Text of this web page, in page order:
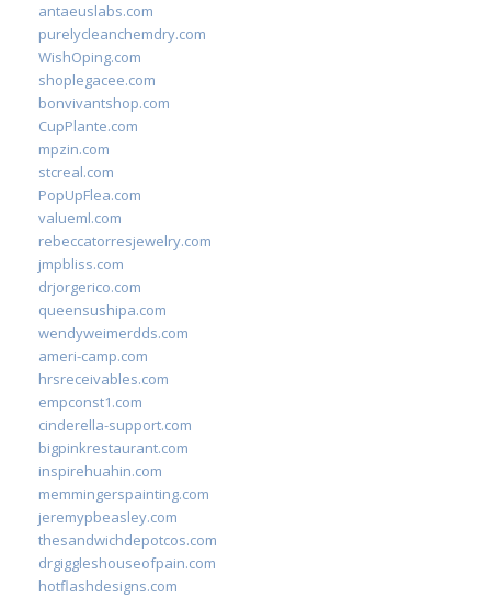
antaeuslabs.com
purelycleanchemdry.com
WishOping.com
shoplegacee.com
bonvivantshop.com
CupPlante.com
mpzin.com
stcreal.com
PopUpFlea.com
valueml.com
rebeccatorresjewelry.com
jmpbliss.com
drjorgerico.com
queensushipa.com
wendyweimerdds.com
ameri-camp.com
hrsreceivables.com
empconst1.com
cinderella-support.com
bigpinkrestaurant.com
inspirehuahin.com
memmingerspainting.com
jeremypbeasley.com
thesandwichdepotcos.com
drgiggleshouseofpain.com
hotflashdesigns.com